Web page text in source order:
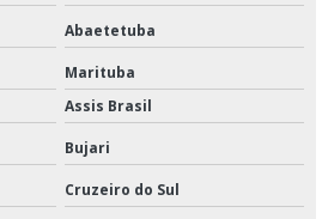
Abaetetuba
Marituba
Assis Brasil
Bujari
Cruzeiro do Sul